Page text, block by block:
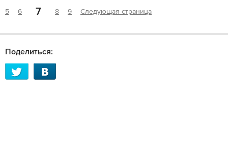
5 6 7 8 9 Следующая страница
Поделиться: